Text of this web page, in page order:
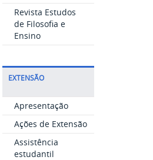
Revista Estudos
de Filosofia e
Ensino
EXTENSÃO
Apresentação
Ações de Extensão
Assistência
estudantil